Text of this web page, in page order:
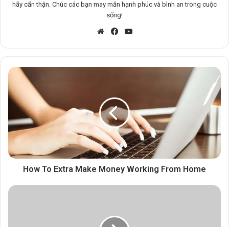
hãy cẩn thận. Chúc các bạn may mắn hạnh phúc và bình an trong cuộc
sống!
WebsiteFacebook
How To Extra Make Money Working From Home